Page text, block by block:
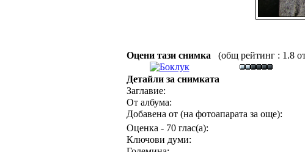
Оцени тази снимка
(общ рейтинг : 1.8
Детайли за снимката
Заглавие:
От албума:
Добавена от (на фотоапарата за още):
Оценка - 70 глас(а):
Ключови думи: